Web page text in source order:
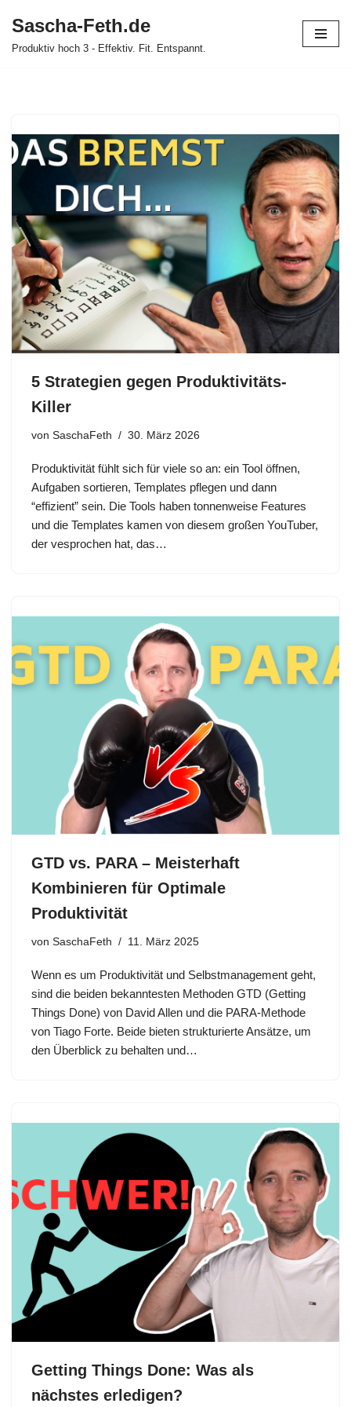
Zum
Sascha-Feth.de
Produktiv hoch 3 - Effektiv. Fit. Entspannt.
5 Strategien gegen Produktivitäts-
Killer
von SaschaFeth 30. März 2026
Produktivität fühlt sich für viele so an: ein Tool öffnen,
Aufgaben sortieren, Templates pflegen und dann
“effizient” sein. Die Tools haben tonnenweise Features
und die Templates kamen von diesem großen YouTuber,
der vesprochen hat, das…
GTD vs. PARA – Meisterhaft
Kombinieren für Optimale
Produktivität
von SaschaFeth 11. März 2025
Wenn es um Produktivität und Selbstmanagement geht,
sind die beiden bekanntesten Methoden GTD (Getting
Things Done) von David Allen und die PARA-Methode
von Tiago Forte. Beide bieten strukturierte Ansätze, um
den Überblick zu behalten und…
Getting Things Done: Was als
nächstes erledigen?